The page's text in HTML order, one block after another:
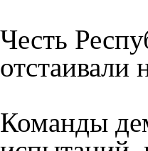
Честь
отстаивали
Команды